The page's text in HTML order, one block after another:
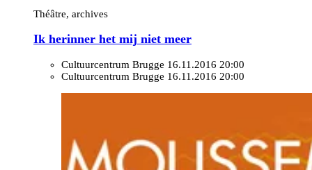
Théâtre, archives
Ik herinner het mij niet meer
Cultuurcentrum Brugge 16.11.2016 20:00
Cultuurcentrum Brugge 16.11.2016 20:00